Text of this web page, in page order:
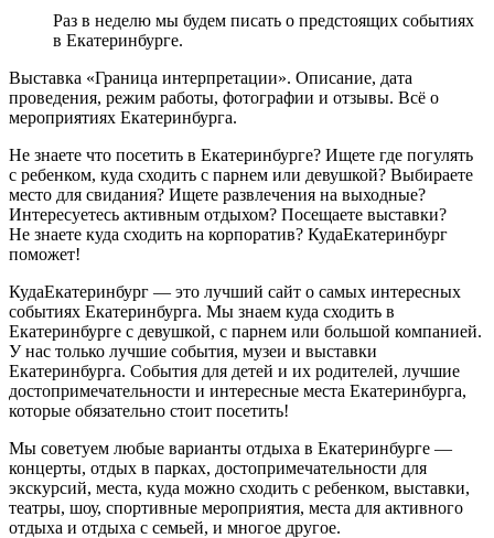
Раз в неделю мы будем писать о предстоящих событиях
в Екатеринбурге.
Выставка «Граница интерпретации». Описание, дата
проведения, режим работы, фотографии и отзывы. Всё о
мероприятиях Екатеринбурга.
Не знаете что посетить в Екатеринбурге? Ищете где погулять
с ребенком, куда сходить с парнем или девушкой? Выбираете
место для свидания? Ищете развлечения на выходные?
Интересуетесь активным отдыхом? Посещаете выставки?
Не знаете куда сходить на корпоратив? КудаЕкатеринбург
поможет!
КудаЕкатеринбург — это лучший сайт о самых интересных
событиях Екатеринбурга. Мы знаем куда сходить в
Екатеринбурге с девушкой, с парнем или большой компанией.
У нас только лучшие события, музеи и выставки
Екатеринбурга. События для детей и их родителей, лучшие
достопримечательности и интересные места Екатеринбурга,
которые обязательно стоит посетить!
Мы советуем любые варианты отдыха в Екатеринбурге —
концерты, отдых в парках, достопримечательности для
экскурсий, места, куда можно сходить с ребенком, выставки,
театры, шоу, спортивные мероприятия, места для активного
отдыха и отдыха с семьей, и многое другое.